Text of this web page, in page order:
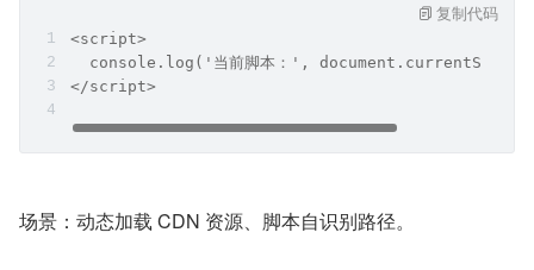
<script>
console.log('当前脚本：',
</script>
复制代码
场景：动态加载 CDN 资源、脚本自识别路径。